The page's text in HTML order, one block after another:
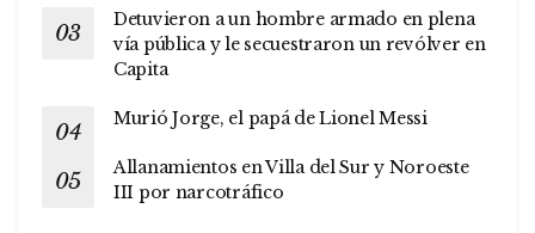
Detuvieron a un hombre armado en plena
vía pública y le secuestraron un revólver en
Capita
Murió Jorge, el papá de Lionel Messi
Allanamientos en Villa del Sur y Noroeste
III por narcotráfico